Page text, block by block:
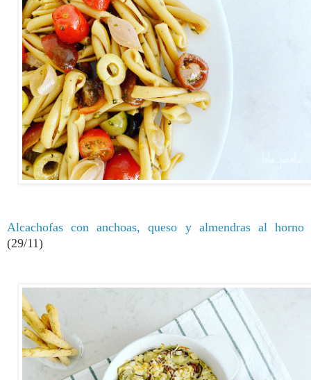
Alcachofas con anchoas, queso y almendras al horno
(29/11)